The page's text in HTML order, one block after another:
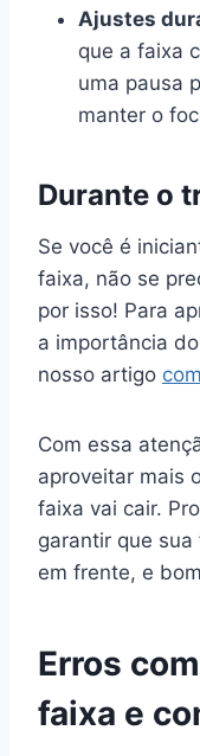
Ajustes
que a faixa
uma pausa
manter o
Durante o
Se você é
faixa, não se
por isso! Para
a importância
nosso artigo
Com essa
aproveitar mais
faixa vai cair.
garantir que sua
em frente, e
Erros
faixa e